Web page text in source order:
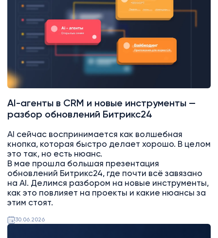
AI-агенты в CRM и новые инструменты —
разбор обновлений Битрикс24
AI сейчас воспринимается как волшебная
кнопка, которая быстро делает хорошо. В целом
это так, но есть нюанс.
В мае прошла большая презентация
обновлений Битрикс24, где почти всё завязано
на AI. Делимся разбором на новые инструменты,
как это повлияет на проекты и какие нюансы за
этим стоят.
30.06.2026